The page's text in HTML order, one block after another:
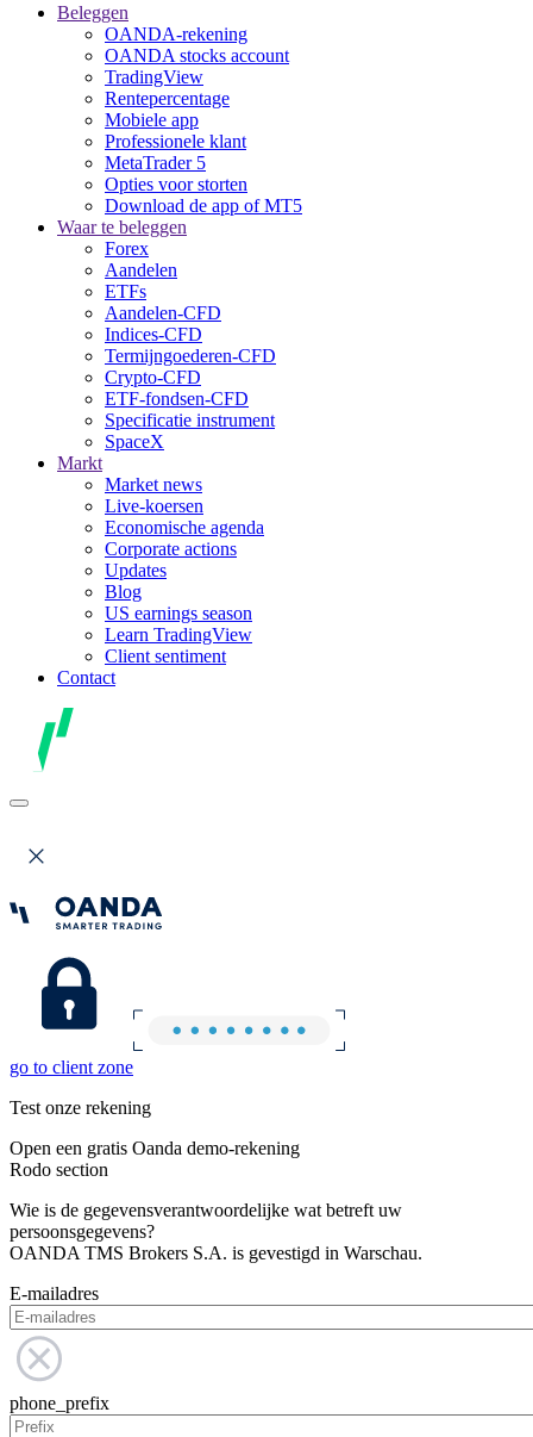
Beleggen
OANDA-rekening
OANDA stocks account
TradingView
Rentepercentage
Mobiele app
Professionele klant
MetaTrader 5
Opties voor storten
Download de app of MT5
Waar te beleggen
Forex
Aandelen
ETFs
Aandelen-CFD
Indices-CFD
Termijngoederen-CFD
Crypto-CFD
ETF-fondsen-CFD
Specificatie instrument
SpaceX
Markt
Market news
Live-koersen
Economische agenda
Corporate actions
Updates
Blog
US earnings season
Learn TradingView
Client sentiment
Contact
go to client zone
Test onze rekening
Open een gratis Oanda demo-rekening
Rodo section
Wie is de gegevensverantwoordelijke wat betreft uw
persoonsgegevens?
OANDA TMS Brokers S.A. is gevestigd in Warschau.
E-mailadres
phone_prefix